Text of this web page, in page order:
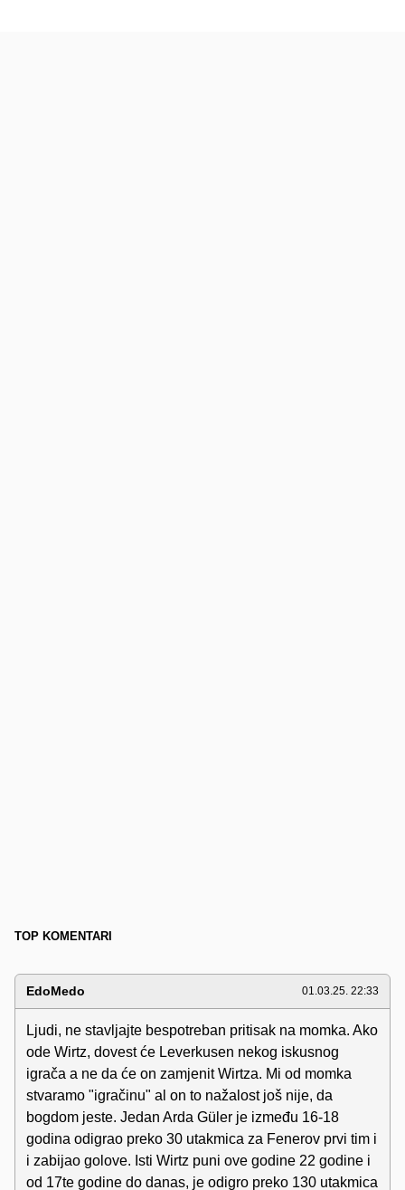
TOP KOMENTARI
EdoMedo 01.03.25. 22:33
Ljudi, ne stavljajte bespotreban pritisak na momka. Ako
ode Wirtz, dovest će Leverkusen nekog iskusnog
igrača a ne da će on zamjenit Wirtza. Mi od momka
stvaramo "igračinu" al on to nažalost još nije, da
bogdom jeste. Jedan Arda Güler je između 16-18
godina odigrao preko 30 utakmica za Fenerov prvi tim i
i zabijao golove. Isti Wirtz puni ove godine 22 godine i
od 17te godine do danas, je odigro preko 130 utakmica